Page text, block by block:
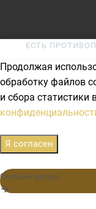
ЕСТЬ
Продолжая
обработку файлов
и сбора статистики
Я согласен